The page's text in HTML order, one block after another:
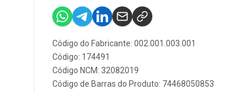
Código do Fabricante: 002.001.003.001
Código: 174491
Código NCM: 32082019
Código de Barras do Produto: 74468050853